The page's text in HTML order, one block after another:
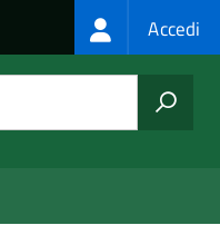
Login
menu
Accedi